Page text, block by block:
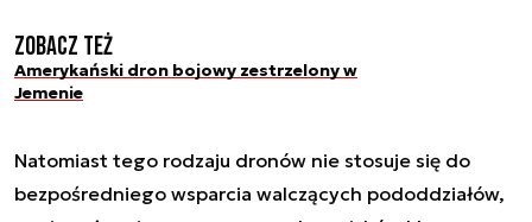
Zobacz też
Amerykański dron bojowy zestrzelony w
Jemenie
Natomiast tego rodzaju dronów nie stosuje się do
bezpośredniego wsparcia walczących pododdziałów,